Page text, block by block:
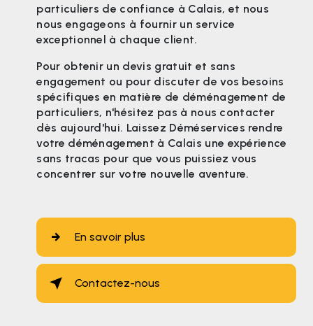
particuliers de confiance à Calais, et nous
nous engageons à fournir un service
exceptionnel à chaque client.
Pour obtenir un devis gratuit et sans
engagement ou pour discuter de vos besoins
spécifiques en matière de déménagement de
particuliers, n'hésitez pas à nous contacter
dès aujourd'hui. Laissez Déméservices rendre
votre déménagement à Calais une expérience
sans tracas pour que vous puissiez vous
concentrer sur votre nouvelle aventure.
En savoir plus
Contactez-nous